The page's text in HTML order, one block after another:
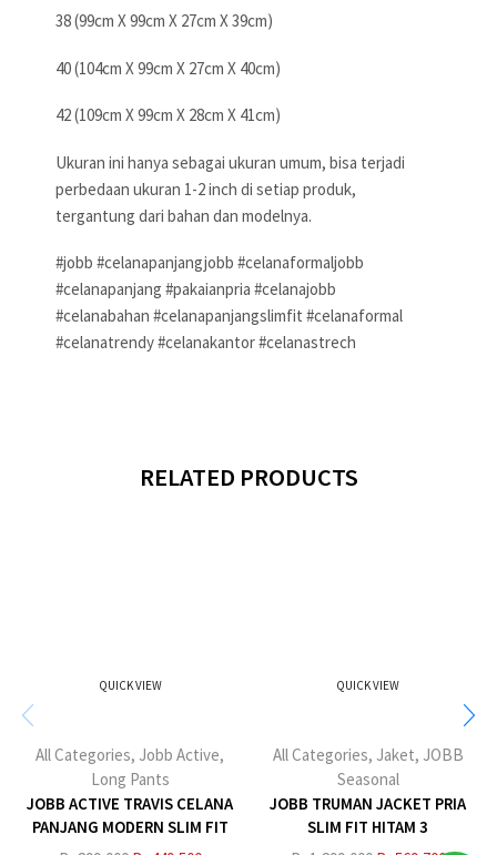
38 (99cm X 99cm X 27cm X 39cm)
40 (104cm X 99cm X 27cm X 40cm)
42 (109cm X 99cm X 28cm X 41cm)
Ukuran ini hanya sebagai ukuran umum, bisa terjadi
perbedaan ukuran 1-2 inch di setiap produk,
tergantung dari bahan dan modelnya.
#jobb #celanapanjangjobb #celanaformaljobb
#celanapanjang #pakaianpria #celanajobb
#celanabahan #celanapanjangslimfit #celanaformal
#celanatrendy #celanakantor #celanastrech
RELATED PRODUCTS
QUICK VIEW
All Categories, Jobb Active,
Long Pants
JOBB ACTIVE TRAVIS CELANA
PANJANG MODERN SLIM FIT
DARK GREY 3
QUICK VIEW
All Categories, Jaket, JOBB
Seasonal
JOBB TRUMAN JACKET PRIA
SLIM FIT HITAM 3